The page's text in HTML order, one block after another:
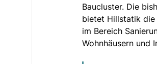
Baucluster. Die
bietet Hillstatik die
im Bereich
Wohnhäusern und